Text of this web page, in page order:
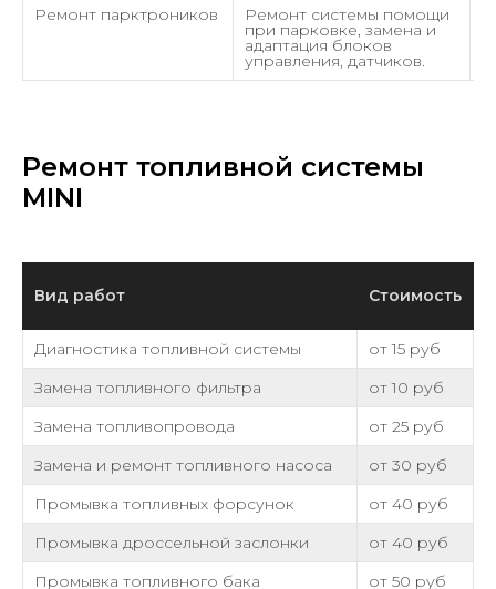
Ремонт парктроников Ремонт системы помощи
при парковке, замена и
адаптация блоков
управления, датчиков.
Ремонт топливной системы
MINI
Вид работ Стоимость
Диагностика топливной системы
от 15 руб
Замена топливного фильтра
от 10 руб
Замена топливопровода
от 25 руб
Замена и ремонт топливного насоса
от 30 руб
Промывка топливных форсунок
от 40 руб
Промывка дроссельной заслонки
от 40 руб
Промывка топливного бака
от 50 руб